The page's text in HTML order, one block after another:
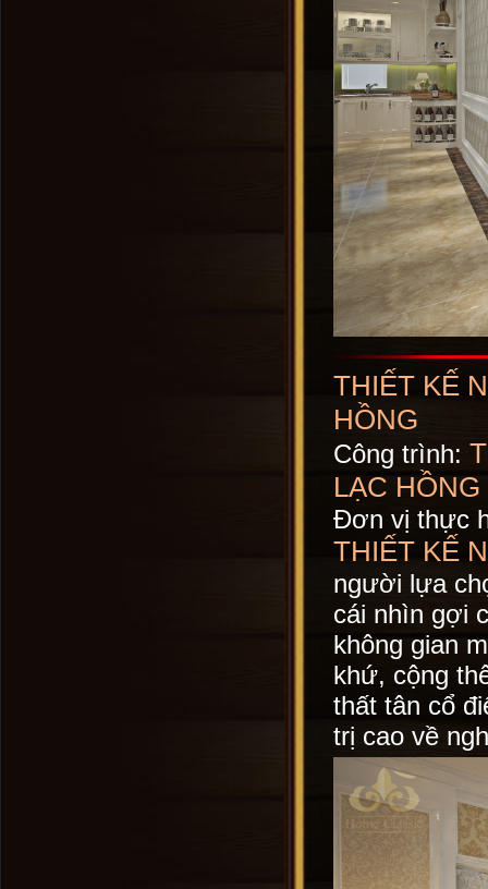
THIẾT KẾ
HỒNG
Công trình:
LẠC HỒNG
Đơn vị thực
THIẾT KẾ
người lựa
cái nhìn gợi
không gian
khứ, cộng
thất tân cổ
trị cao về